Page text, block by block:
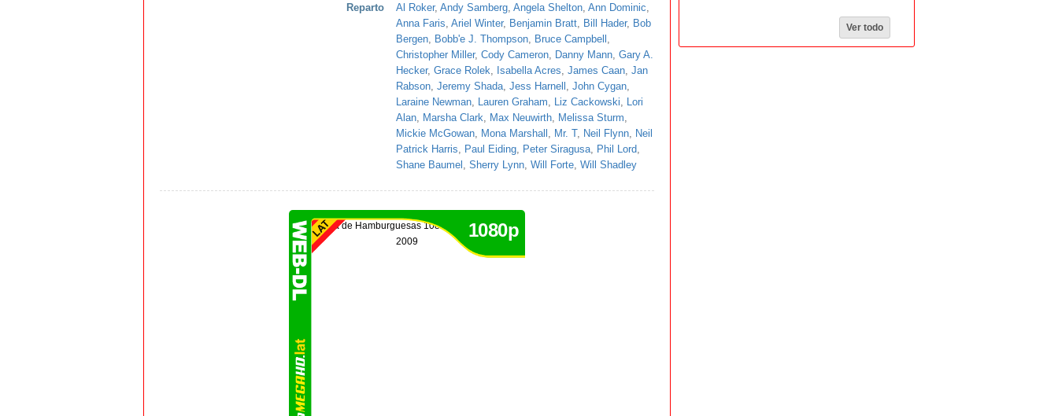
Reparto
Al Roker, Andy Samberg, Angela Shelton, Ann Dominic,
Anna Faris, Ariel Winter, Benjamin Bratt, Bill Hader, Bob
Bergen, Bobb'e J. Thompson, Bruce Campbell ,
Christopher Miller, Cody Cameron, Danny Mann, Gary A.
Hecker, Grace Rolek, Isabella Acres, James Caan, Jan
Rabson, Jeremy Shada, Jess Harnell , John Cygan,
Laraine Newman, Lauren Graham, Liz Cackowski, Lori
Alan, Marsha Clark, Max Neuwirth, Melissa Sturm,
Mickie McGowan, Mona Marshall , Mr. T, Neil Flynn, Neil
Patrick Harris, Paul Eiding, Peter Siragusa, Phil Lord,
Shane Baumel , Sherry Lynn, Will Forte, Will Shadley
1080p
Ver todo